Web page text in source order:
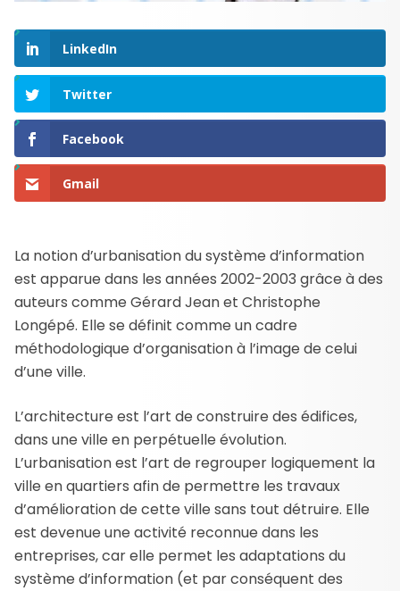
LinkedIn
Twitter
Facebook
Gmail
La notion d’urbanisation du système d’information
est apparue dans les années 2002-2003 grâce à des
auteurs comme Gérard Jean et Christophe
Longépé. Elle se définit comme un cadre
méthodologique d’organisation à l’image de celui
d’une ville.
L’architecture est l’art de construire des édifices,
dans une ville en perpétuelle évolution.
L’urbanisation est l’art de regrouper logiquement la
ville en quartiers afin de permettre les travaux
d’amélioration de cette ville sans tout détruire. Elle
est devenue une activité reconnue dans les
entreprises, car elle permet les adaptations du
système d’information (et par conséquent des